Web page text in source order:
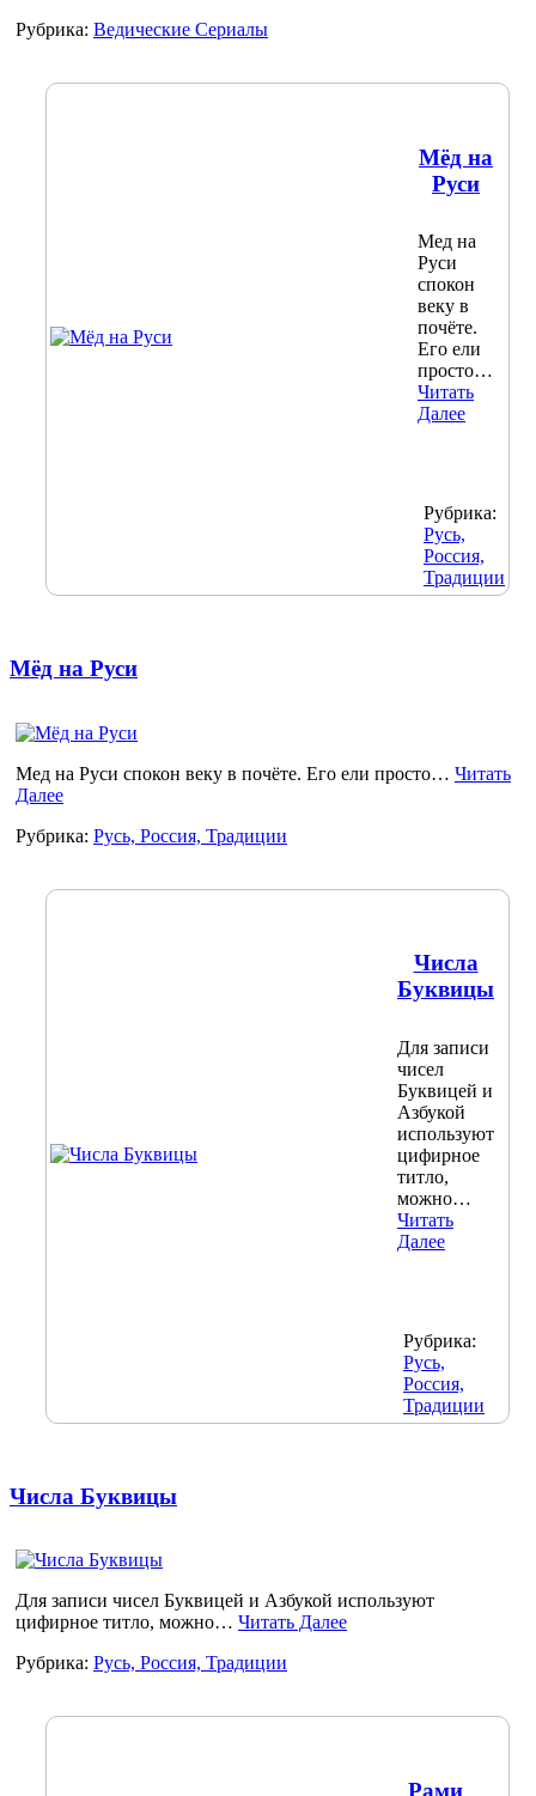
Рубрика: Ведические Сериалы
Мёд на
Руси
Мед на
Руси
спокон
веку в
почёте.
Его ели
просто…
Читать
Далее
Рубрика:
Русь,
Россия,
Традиции
Мёд на Руси
Мед на Руси спокон веку в почёте. Его ели просто… Читать
Далее
Рубрика: Русь, Россия, Традиции
Числа
Буквицы
Для записи
чисел
Буквицей и
Азбукой
используют
цифирное
титло,
можно…
Читать
Далее
Рубрика:
Русь,
Россия,
Традиции
Числа Буквицы
Для записи чисел Буквицей и Азбукой используют
цифирное титло, можно… Читать Далее
Рубрика: Русь, Россия, Традиции
Рами